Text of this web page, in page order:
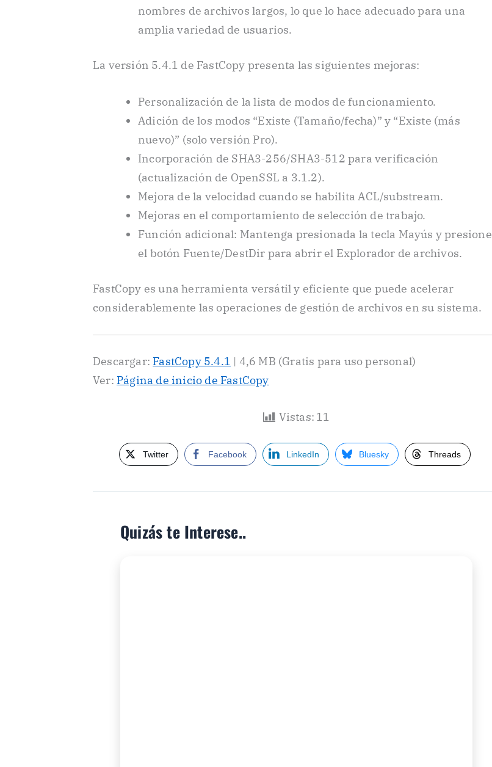
nombres de archivos largos, lo que lo hace adecuado para una
amplia variedad de usuarios.
La versión 5.4.1 de FastCopy presenta las siguientes mejoras:
Personalización de la lista de modos de funcionamiento.
Adición de los modos “Existe (Tamaño/fecha)” y “Existe (más
nuevo)” (solo versión Pro).
Incorporación de SHA3-256/SHA3-512 para verificación
(actualización de OpenSSL a 3.1.2).
Mejora de la velocidad cuando se habilita ACL/substream.
Mejoras en el comportamiento de selección de trabajo.
Función adicional: Mantenga presionada la tecla Mayús y presione
el botón Fuente/DestDir para abrir el Explorador de archivos.
FastCopy es una herramienta versátil y eficiente que puede acelerar
considerablemente las operaciones de gestión de archivos en su sistema.
Descargar: FastCopy 5.4.1 | 4,6 MB (Gratis para uso personal)
Ver: Página de inicio de FastCopy
Vistas: 11
Twitter Facebook LinkedIn Bluesky Threads
Quizás te Interese..